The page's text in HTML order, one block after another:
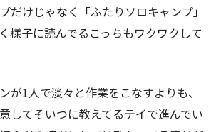
だけじゃなく「ふたりソロキャンプ」
様子に読んでるこっちもワクワクして
が1人で淡々と作業をこなすよりも、
してそいつに教えてるテイで進んでい